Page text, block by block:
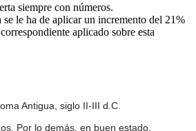
siempre con números.
se le ha de aplicar un incremento del 21%
aplicado sobre esta
Antigua, siglo II-III d.C.
Por lo demás, en buen estado.